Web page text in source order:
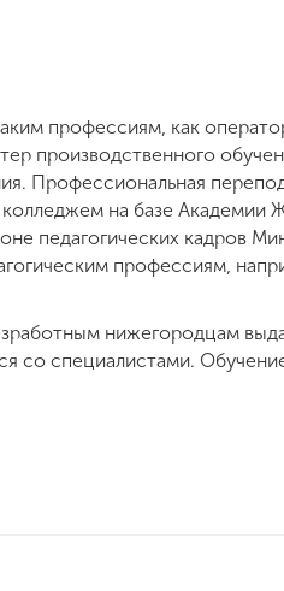
профессиям, как
производственного
Профессиональная
на базе Академии
педагогических кадров
профессиям,
нижегородцам
со специалистами.